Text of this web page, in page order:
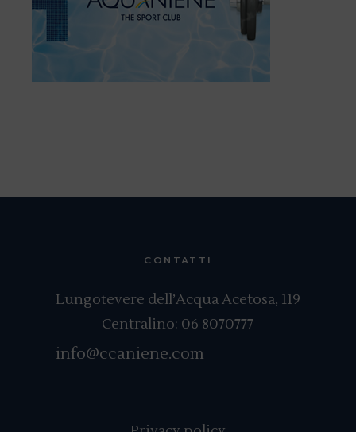
CONTATTI
Lungotevere dell’Acqua Acetosa, 119
Centralino: 06 8070777
info@ccaniene.com